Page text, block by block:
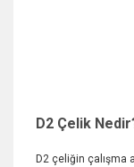
D2 Çelik
D2 çeliğin çalışma